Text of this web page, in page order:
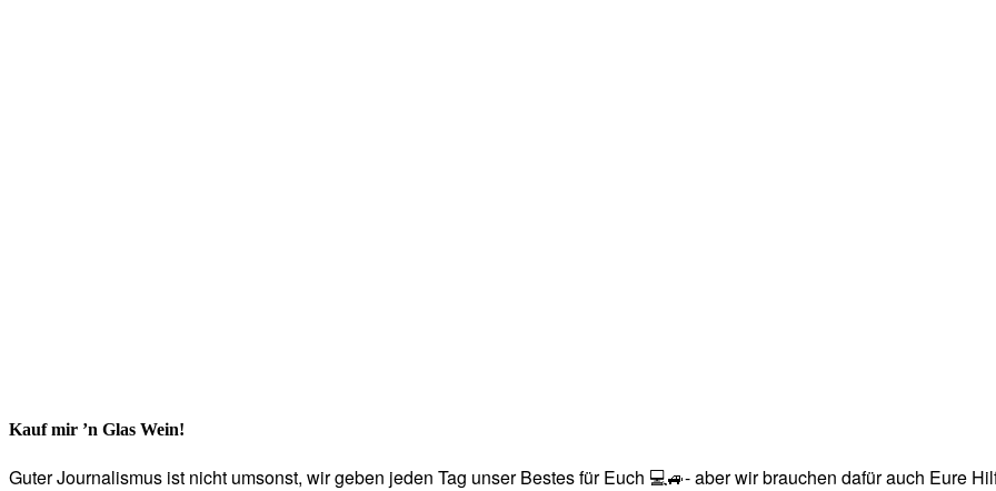
Kauf mir ’n Glas Wein!
Guter Journalismus ist nicht umsonst, wir geben jeden Tag unser Bestes für Euch 💻🚙- aber wir brauchen dafür auch Eure